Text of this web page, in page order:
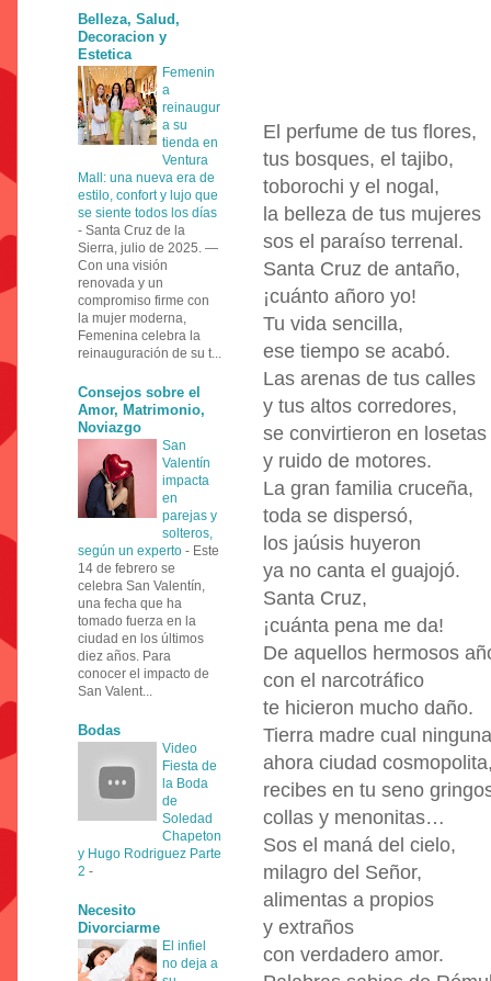
El perfume de tus flores,
tus bosques, el tajibo,
toborochi y el nogal,
la belleza de tus mujeres
sos el paraíso terrenal.
Santa Cruz de antaño,
¡cuánto añoro yo!
Tu vida sencilla,
ese tiempo se acabó.
Las arenas de tus calles
y tus altos corredores,
se convirtieron en losetas
y ruido de motores.
La gran familia cruceña,
toda se dispersó,
los jaúsis huyeron
ya no canta el guajojó.
Santa Cruz,
¡cuánta pena me da!
De aquellos hermosos
con el narcotráfico
te hicieron mucho daño.
Tierra madre cual
ahora ciudad
recibes en tu seno
collas y menonitas…
Sos el maná del cielo,
milagro del Señor,
alimentas a propios
y extraños
con verdadero amor.
Belleza, Salud,
Decoracion y
Estetica
Femenin
a
reinaugur
a su
tienda en
Ventura
Mall: una nueva era de
estilo, confort y lujo que
se siente todos los días
- Santa Cruz de la
Sierra, julio de 2025. —
Con una visión
renovada y un
compromiso firme con
la mujer moderna,
Femenina celebra la
reinauguración de su t...
Consejos sobre el
Amor, Matrimonio,
Noviazgo
San
Valentín
impacta
en
parejas y
solteros,
según un experto - Este
14 de febrero se
celebra San Valentín,
una fecha que ha
tomado fuerza en la
ciudad en los últimos
diez años. Para
conocer el impacto de
San Valent...
Bodas
Video
Fiesta de
la Boda
de
Soledad
Chapeton
y Hugo Rodriguez Parte
2 -
Necesito
Divorciarme
El infiel
no deja a